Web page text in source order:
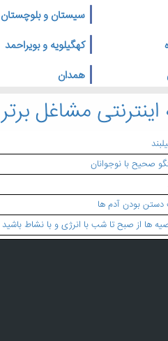
سیستان و بلوچستان
کهگیلویه و بویراحمد
همدان
مشاغل برتر
صحیح با نوجوانان
بودن آدم ها
ها از صبح تا شب با انرژی و با نشاط باشید